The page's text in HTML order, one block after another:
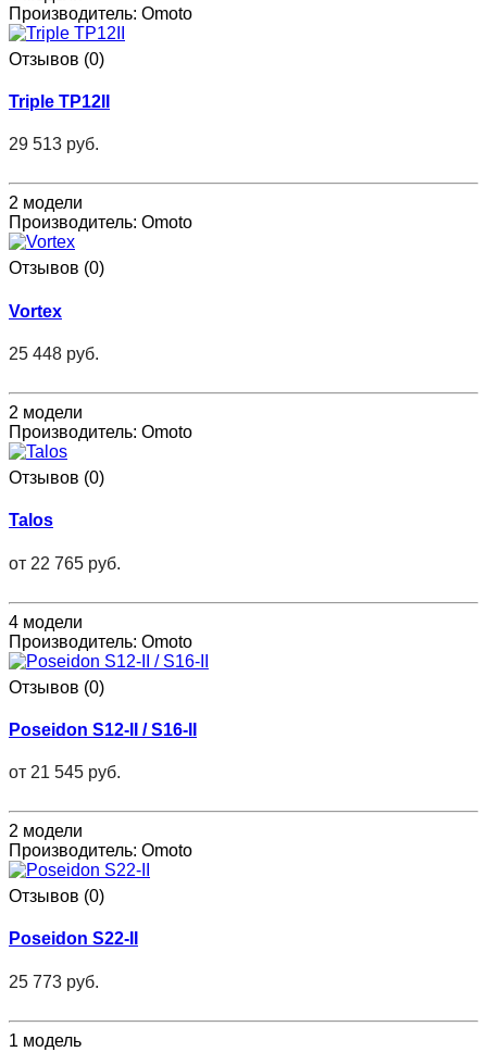
Производитель: Omoto
Отзывов (0)
Triple TP12II
29 513 руб.
2 модели
Производитель: Omoto
Отзывов (0)
Vortex
25 448 руб.
2 модели
Производитель: Omoto
Отзывов (0)
Talos
от 22 765 руб.
4 модели
Производитель: Omoto
Отзывов (0)
Poseidon S12-II / S16-II
от 21 545 руб.
2 модели
Производитель: Omoto
Отзывов (0)
Poseidon S22-II
25 773 руб.
1 модель